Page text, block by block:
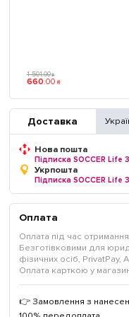
1 501.00 ₴
660.00 ₴
Доставка
Нова пошта
Підписка SOCCER Life
Укрпошта
Підписка SOCCER Life
Оплата
Оплата під час
Безготівковими для
фізичних осіб, PrivatPay,
Оплата карткою у
👉 Замовлення з